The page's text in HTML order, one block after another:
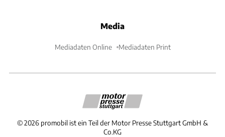
Media
Mediadaten Online Mediadaten Print
©2026 promobil ist ein Teil der Motor Presse Stuttgart GmbH &
Co.KG